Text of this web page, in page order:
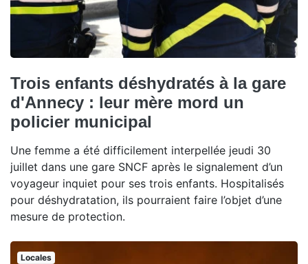
Trois enfants déshydratés à la gare
d'Annecy : leur mère mord un
policier municipal
Une femme a été difficilement interpellée jeudi 30
juillet dans une gare SNCF après le signalement d’un
voyageur inquiet pour ses trois enfants. Hospitalisés
pour déshydratation, ils pourraient faire l’objet d’une
mesure de protection.
Locales